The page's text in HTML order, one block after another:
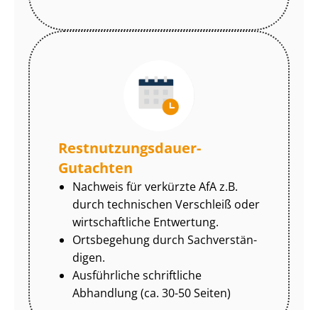
Rest­nut­zungs­dau­er-
Gutachten
Nachweis für verkürzte AfA z.B.
durch technischen Verschleiß oder
wirtschaftliche Entwertung.
Ortsbegehung durch Sach­ver­stän­
di­gen.
Ausführliche schriftliche
Abhandlung (ca. 30-50 Seiten)